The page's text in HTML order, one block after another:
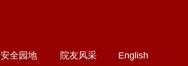
安全园地 院友风采 English